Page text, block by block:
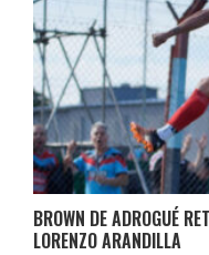
BROWN DE ADROGUÉ
LORENZO ARANDILLA